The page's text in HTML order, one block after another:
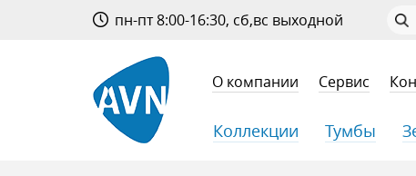
О компании Сервис
пн-пт 8:00-16:30, сб,вс выходной
Коллекции Тумбы